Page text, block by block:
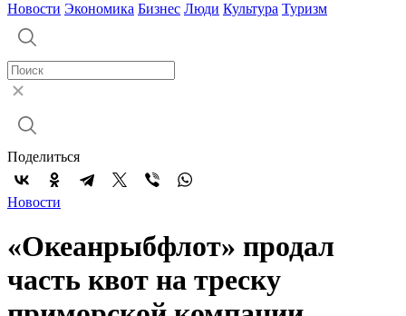
Новости Экономика Бизнес Люди Культура Туризм
Поделиться
Новости
«Океанрыбфлот» продал
часть квот на треску